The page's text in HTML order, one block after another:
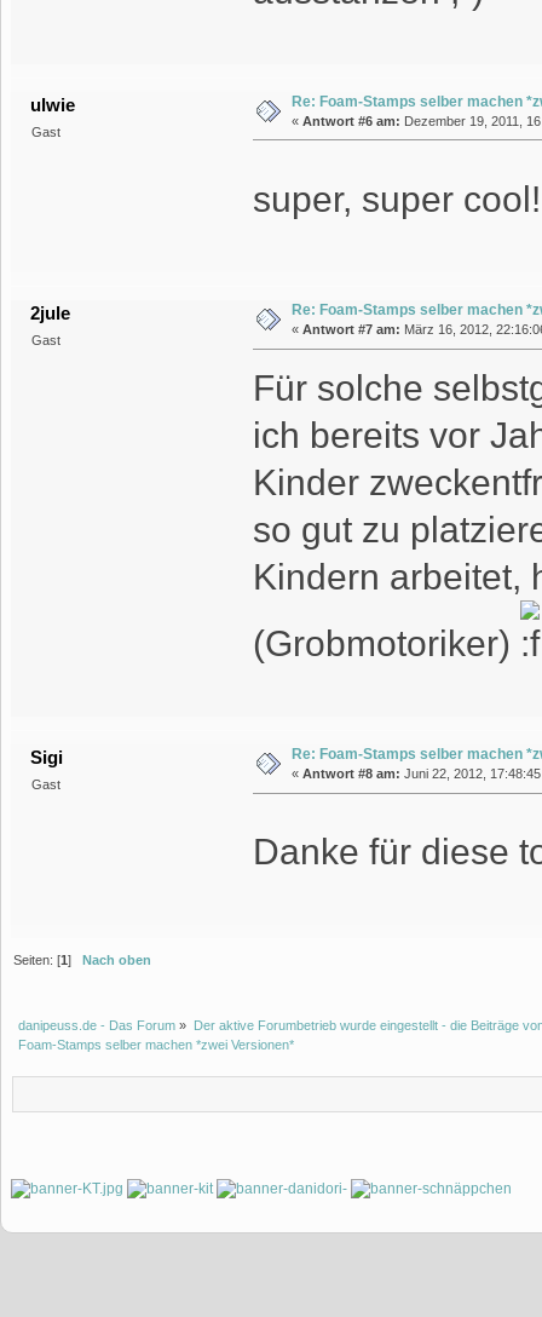
ulwie
Gast
Re: Foam-Stamps selber machen
« Antwort #6 am: Dezember 19, 2011,
super, super
2jule
Gast
Re: Foam-Stamps selber machen
« Antwort #7 am: März 16, 2012,
Für solche
ich bereits vor
Kinder
so gut zu
Kindern arbeitet,
(Grobmotoriker)
Sigi
Gast
Re: Foam-Stamps selber machen
« Antwort #8 am: Juni 22, 2012,
Danke für diese
Seiten: [1] Nach oben
danipeuss.de - Das Forum » Der aktive Forumbetrieb wurde eingestellt - die Beiträge
Foam-Stamps selber machen *zwei Versionen*